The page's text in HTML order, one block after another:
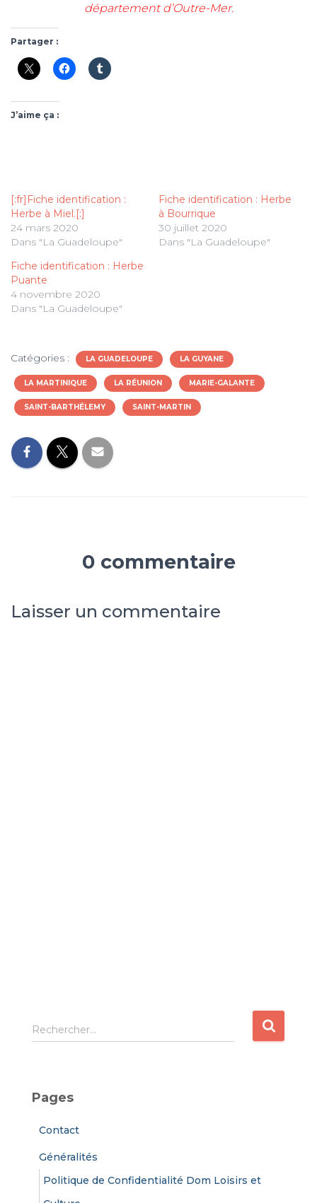
département d’Outre-Mer.
Partager :
J’aime ça :
[:fr]Fiche identification :
Herbe à Miel.[:]
24 mars 2020
Dans "La Guadeloupe"
Fiche identification : Herbe
à Bourrique
30 juillet 2020
Dans "La Guadeloupe"
Fiche identification : Herbe
Puante
4 novembre 2020
Dans "La Guadeloupe"
Catégories : LA GUADELOUPE LA GUYANE
LA MARTINIQUE LA RÉUNION MARIE-GALANTE
SAINT-BARTHÉLEMY SAINT-MARTIN
0 commentaire
Laisser un commentaire
R
e
r
Rechercher…
Pages
Contact
Généralités
Politique de Confidentialité Dom Loisirs et